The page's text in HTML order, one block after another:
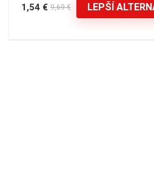
1,54 € 9,69 € LEPŠÍ